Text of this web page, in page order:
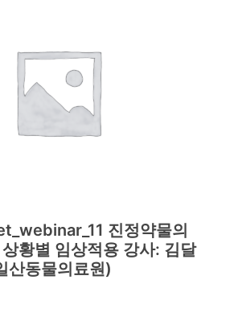
진정약물의
황별 임상적용 강사: 김달
산동물의료원)